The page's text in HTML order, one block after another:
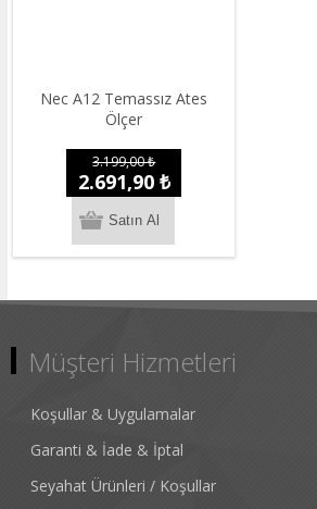
Nec A12 Temassız Ates
Ölçer
3.199,00 ₺
2.691,90 ₺
Müşteri Hizmetleri
Koşullar & Uygulamalar
Garanti & İade & İptal
Seyahat Ürünleri / Koşullar